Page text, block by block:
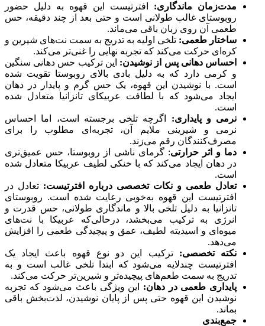
مدت‌زمان ماندگاری: افترتیست این قهوه به دلیل حضور
روبوستای غالب طولانی است و حتی بعد از چند دقیقه، حس
طعمی آن روی زبان باقی می‌ماند.
ساختار طعمی: تلخی اولیه به تدریج به سمت نت‌های شیرین و
کره‌ای حرکت می‌کند که تجربه نهایی را غنی‌تر می‌کند.
احساس دهانی پس از نوشیدن: این ترکیب حس دهانی سنگین
و کرمی دارد که به دلیل بادی بالای روبوستا تقویت شده
است. با نوشیدن این قهوه، یک حس گرم و پایدار در دهان
ایجاد می‌شود که با لطافت عربیکای تانزانیا متعادل شده
است.
نرمی و پایداری: اگرچه تلخی برجسته است، اما احساس
نرمی و شیرینی ملایم آن، تجربه‌ای مطلوب را برای
مصرف‌کنندگان رقم می‌زند.
دما و اثر حرارتی: گرمای ناشی از روبوستا، حس عمیق‌تری
در دهان ایجاد می‌کند که با خنکی لطیف عربیکا متعادل شده
است.
تعادل طعمی و نکات تخصصی درباره افترتیست: تعادل در
افترتیست این قهوه به‌خوبی رعایت شده است. روبوستای
تانزانیا به دلیل تلخی بالا و ماندگاری طولانی، حس قدرت و
انرژی به ترکیب می‌بخشد، درحالی‌که عربیکا با نت‌های
میوه‌ای و اسیدیته لطیف، عمق و پیچیدگی طعمی را افزایش
می‌دهد.
نکته تخصصی: ترکیب این دو نوع قهوه باعث ایجاد یک
افترتیست چندلایه می‌شود که ابتدا تلخی غالب است و به
تدریج به سمت طعم‌های پیچیده‌تر و شیرین‌تر حرکت می‌کند.
پایداری طعمی در دهان: این ویژگی باعث می‌شود که تجربه
نوشیدن این قهوه حتی پس از پایان نوشیدن، لذت‌بخش باقی
بماند.
جمع‌بندی